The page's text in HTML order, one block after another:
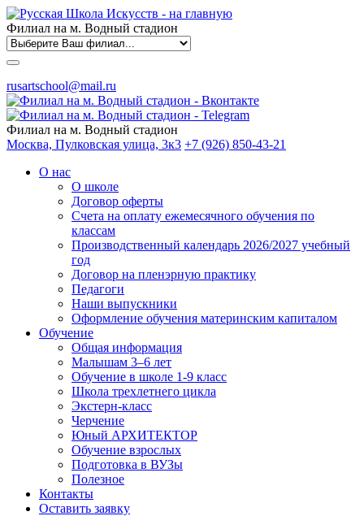
Филиал на м. Водный стадион
rusartschool@mail.ru
Филиал на м. Водный стадион
Москва, Пулковская улица, 3к3 +7 (926) 850-43-21
О нас
О школе
Договор оферты
Счета на оплату ежемесячного обучения по
классам
Производственный календарь 2026/2027 учебный
год
Договор на пленэрную практику
Педагоги
Наши выпускники
Оформление обучения материнским капиталом
Обучение
Общая информация
Малышам 3–6 лет
Обучение в школе 1-9 класс
Школа трехлетнего цикла
Экстерн-класс
Черчение
Юный АРХИТЕКТОР
Обучение взрослых
Подготовка в ВУЗы
Полезное
Контакты
Оставить заявку